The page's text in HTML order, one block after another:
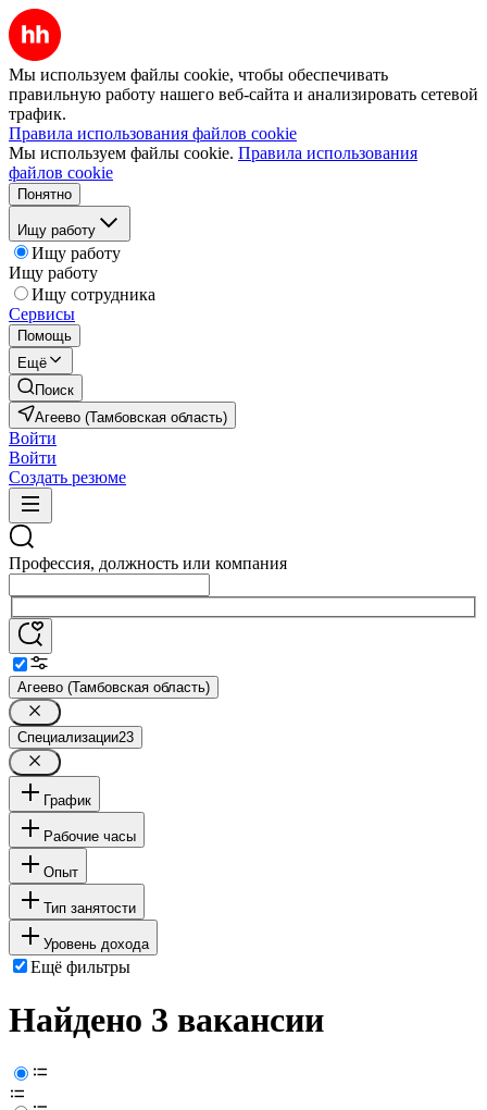
Мы используем файлы cookie, чтобы обеспечивать
правильную работу нашего веб-сайта и анализировать сетевой
трафик.
Правила использования файлов cookie
Мы используем файлы cookie. Правила использования
файлов cookie
Понятно
Ищу работу
Ищу работу
Ищу работу
Ищу сотрудника
Сервисы
Помощь
Ещё
Поиск
Агеево (Тамбовская область)
Войти
Войти
Создать резюме
Профессия, должность или компания
Агеево (Тамбовская область)
Специализации23
График
Рабочие часы
Опыт
Тип занятости
Уровень дохода
Ещё фильтры
Найдено 3 вакансии